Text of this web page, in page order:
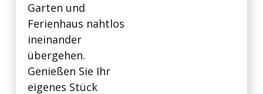
Garten und
Ferienhaus nahtlos
ineinander
übergehen.
Genießen Sie Ihr
eigenes Stück